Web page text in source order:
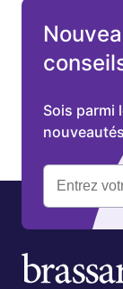
Sois parmi